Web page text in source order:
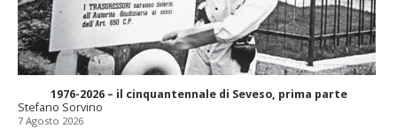
1976-2026 – il cinquantennale di Seveso, prima parte
Stefano Sorvino
7 Agosto 2026